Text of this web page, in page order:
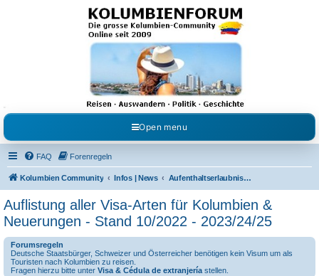
Kolumbienforum - Das
grosse Forum der
Freunde Kolumbiens
Reisen, Auswandern, Kultur, Politik, Geschichte und Visum in Kolumbien und Venezuela.
Austausch, Erfahrungen und Gemeinschaft im Kolumbienforum
Open menu
FAQ Forenregeln
Kolumbien Community Infos | News Aufenthaltserlaubnisse / Visen für Kolumbien
Auflistung aller Visa-Arten für Kolumbien &
Neuerungen - Stand 10/2022 - 2023/24/25
Forumsregeln
Deutsche Staatsbürger, Schweizer und Österreicher benötigen kein Visum um als
Touristen nach Kolumbien zu reisen.
Fragen hierzu bitte unter Visa & Cédula de extranjeríastellen.